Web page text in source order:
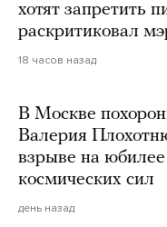
хотят запретить
раскритиковал
18 часов назад
В Москве
Валерия
взрыве на
космических сил
день назад